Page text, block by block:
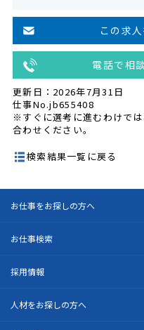
この求
電話で相
更新日：2026年7月31日
仕事No.jb655408
※すぐに選考に進むわけで
合わせください。
検索結果一覧に戻る
お仕事をお探しの方へ
お仕事検索
採用情報
人材をお探しの方へ